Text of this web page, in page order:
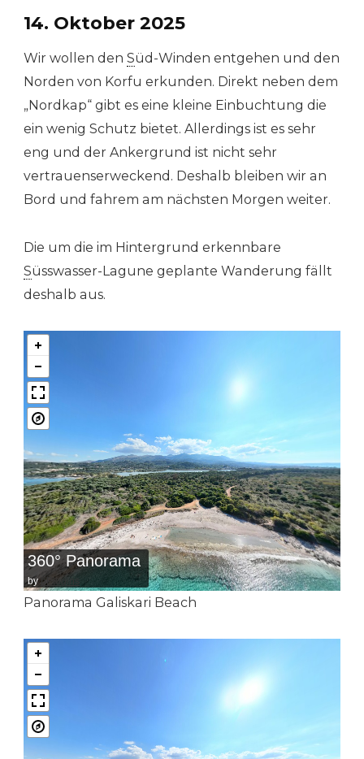
14. Oktober 2025
Wir wollen den Süd-Winden entgehen und den
Norden von Korfu erkunden. Direkt neben dem
„Nordkap“ gibt es eine kleine Einbuchtung die
ein wenig Schutz bietet. Allerdings ist es sehr
eng und der Ankergrund ist nicht sehr
vertrauenserweckend. Deshalb bleiben wir an
Bord und fahrem am nächsten Morgen weiter.
Die um die im Hintergrund erkennbare
Süsswasser-Lagune geplante Wanderung fällt
deshalb aus.
360° Panorama
bybPlugins
Panorama Galiskari Beach